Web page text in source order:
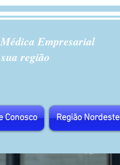
Empresarial
região
Conosco Região Nordeste